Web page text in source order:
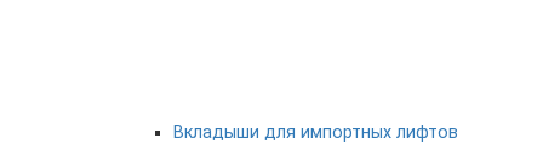
Вкладыши для импортных лифтов